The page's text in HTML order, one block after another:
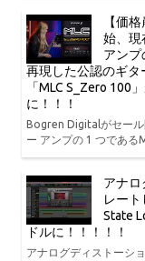
【価
始、現
アンプ
再現した公認のギタ
「MLC S_Zero 100
に！！！
Bogren Digitalがセール
ー アンプの 1 つである
アナロ
レー
State
ドルに！！！！！
アナログディストーシ